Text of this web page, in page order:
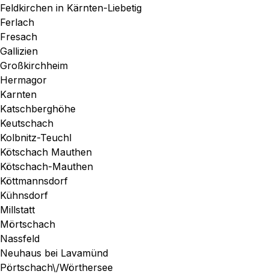
Feldkirchen in Kärnten-Liebetig
Ferlach
Fresach
Gallizien
Großkirchheim
Hermagor
Karnten
Katschberghöhe
Keutschach
Kolbnitz-Teuchl
Kötschach Mauthen
Kötschach-Mauthen
Köttmannsdorf
Kühnsdorf
Millstatt
Mörtschach
Nassfeld
Neuhaus bei Lavamünd
Pörtschach\/Wörthersee